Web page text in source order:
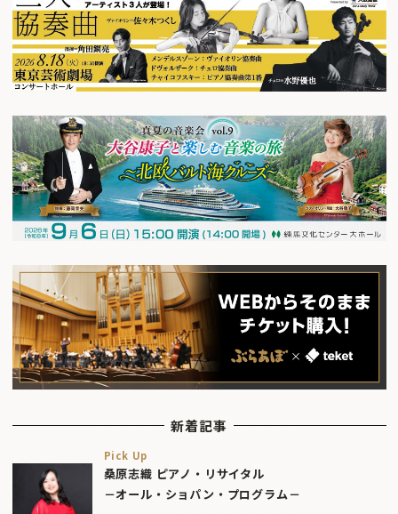
新着記事
Pick Up
桑原志織 ピアノ・リサイタル
－オール・ショパン・プログラム－